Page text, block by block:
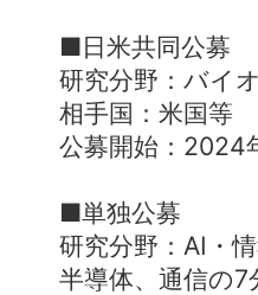
■日米共同公募
研究分野：バイ
相手国：米国等
公募開始：2024
■単独公募
研究分野：AI・
半導体、通信の7